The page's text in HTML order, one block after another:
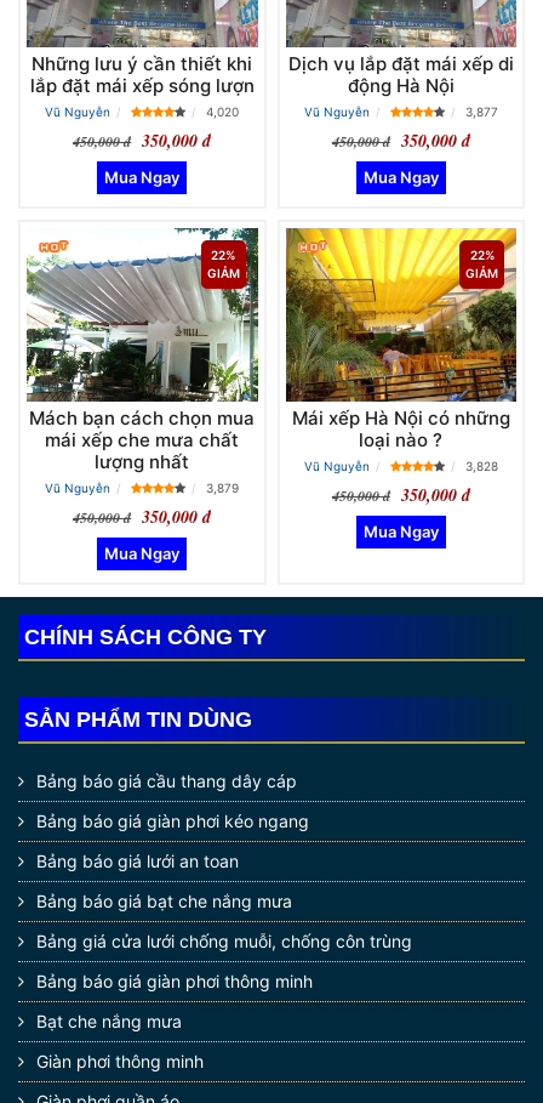
Những lưu ý cần thiết khi
lắp đặt mái xếp sóng lượn
Vũ Nguyễn 4,020
450,000 đ 350,000 đ
Dịch vụ lắp đặt mái xếp di
động Hà Nội
Vũ Nguyễn 3,877
450,000 đ 350,000 đ
22%
GIẢM
Mách bạn cách chọn mua
mái xếp che mưa chất
lượng nhất
Vũ Nguyễn 3,879
450,000 đ 350,000 đ
22%
GIẢM
Mái xếp Hà Nội có những
loại nào ?
Vũ Nguyễn 3,828
450,000 đ 350,000 đ
CHÍNH SÁCH CÔNG TY
SẢN PHẨM TIN DÙNG
Bảng báo giá cầu thang dây cáp
Bảng báo giá giàn phơi kéo ngang
Bảng báo giá lưới an toan
Bảng báo giá bạt che nắng mưa
Bảng giá cửa lưới chống muỗi, chống côn trùng
Bảng báo giá giàn phơi thông minh
Bạt che nắng mưa
Giàn phơi thông minh